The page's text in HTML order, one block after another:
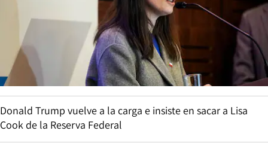
Donald Trump vuelve a la carga e insiste en sacar a Lisa
Cook de la Reserva Federal